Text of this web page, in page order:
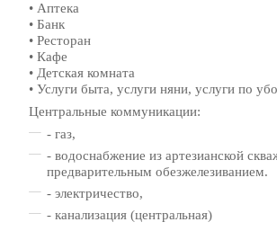
• Аптека
• Банк
• Ресторан
• Кафе
• Детская комната
• Услуги быта, услуги няни, услуги по
Центральные коммуникации:
- газ,
- водоснабжение из артезианской
предварительным обезжелезиванием.
- электричество,
- канализация (центральная)